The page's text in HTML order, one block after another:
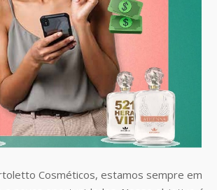
Cosméticos, estamos sempre em